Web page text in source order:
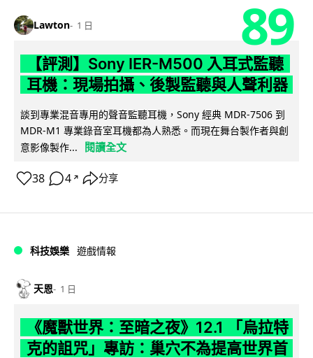
Lawton 1 日 89
【評測】Sony IER-M500 入耳式監聽
耳機：現場拍攝、後製監聽與人聲利器
談到專業混音專用的聲音監聽耳機，Sony 經典 MDR-7506 到
MDR-M1 專業錄音室耳機都為人熟悉。而現在舞台製作者與創
意影像製作...
閱讀全文
38 4 ↗ 分享
科技娛樂 遊戲情報
天恩 1 日
《魔獸世界：至暗之夜》12.1 「烏拉特
克的詛咒」專訪：巢穴不為提高世界首